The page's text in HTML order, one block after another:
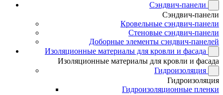
Сэндвич-панели
Сэндвич-панели
Кровельные сэндвич-панели
Стеновые сэндвич-панели
Доборные элементы сэндвич-панелей
Изоляционные материалы для кровли и фасада
Изоляционные материалы для кровли и фасада
Гидроизоляция
Гидроизоляция
Гидроизоляционные пленки